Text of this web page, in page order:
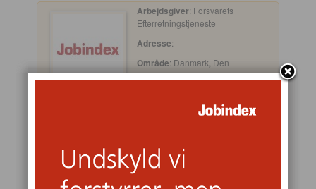
Arbejdsgiver: Forsvarets
Efterretningstjeneste
Adresse:
Område: Danmark, Den
Europæiske Union, Dragør,
Norden, Region Hovedstaden, Sjælland, Skandinavien,
: 07/07/2026
Ansøgningsfrist: 07/08/2026